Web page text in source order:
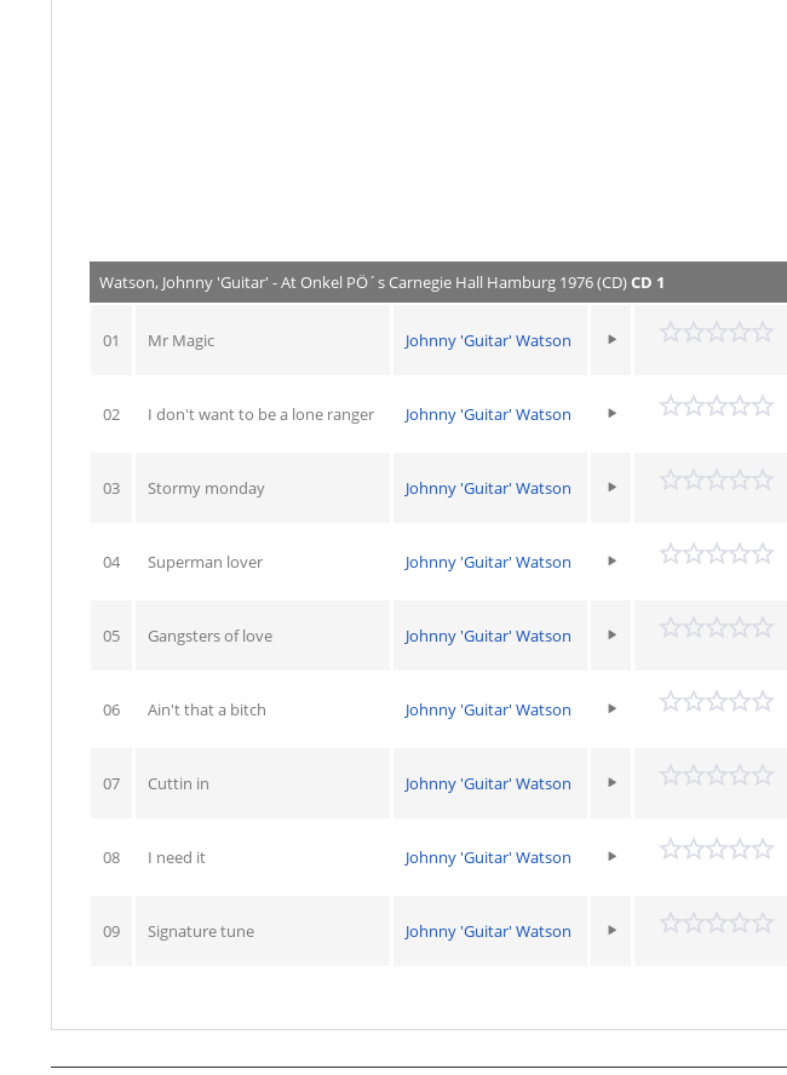
Watson, Johnny 'Guitar' - At Onkel PÖ´s Carnegie Hall Hamburg 1976 (CD)CD 1
01 Mr Magic Johnny 'Guitar' Watson
02 I don't want to be a lone ranger Johnny 'Guitar' Watson
03 Stormy monday Johnny 'Guitar' Watson
04 Superman lover Johnny 'Guitar' Watson
05 Gangsters of love Johnny 'Guitar' Watson
06 Ain't that a bitch Johnny 'Guitar' Watson
07 Cuttin in Johnny 'Guitar' Watson
08 I need it Johnny 'Guitar' Watson
09 Signature tune Johnny 'Guitar' Watson